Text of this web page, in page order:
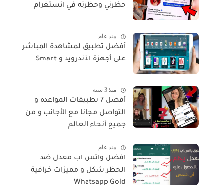
حظرني وحظرته في انستغرام
منذ عام
أفضل تطبيق لمشاهدة المباشر
على أجهزة الأندرويد و Smart
منذ 3 سنة
أفضل 7 تطبيقات المواعدة و
التواصل مجانا مع الأجانب و من
جميع أنحاء العالم
منذ عام
افضل واتس اب معدل ضد
الحظر شكل و مميزات خرافية
Whatsapp Gold